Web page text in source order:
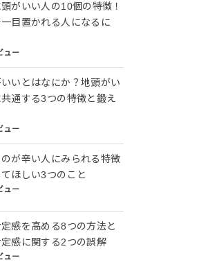
がいい人の10個の特徴！
目置かれる人になるに
ュー
いとはなにか？地頭がい
通する3つの特徴と鍛え
ュー
が辛い人にみられる特徴
ほしい3つのこと
ュー
感を高める8つの方法と
定感に関する2つの誤解
ュー